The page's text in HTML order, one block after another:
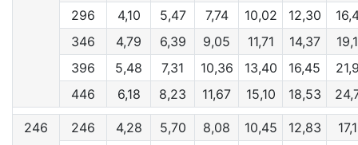
296
4,10 5,47 7,74 10,02 12,30
346
4,79 6,39 9,05 11,71 14,37
396
5,48 7,31 10,36 13,40 16,45
446
6,18 8,23 11,67 15,10 18,53
246 246 4,28 5,70 8,08 10,45 12,83